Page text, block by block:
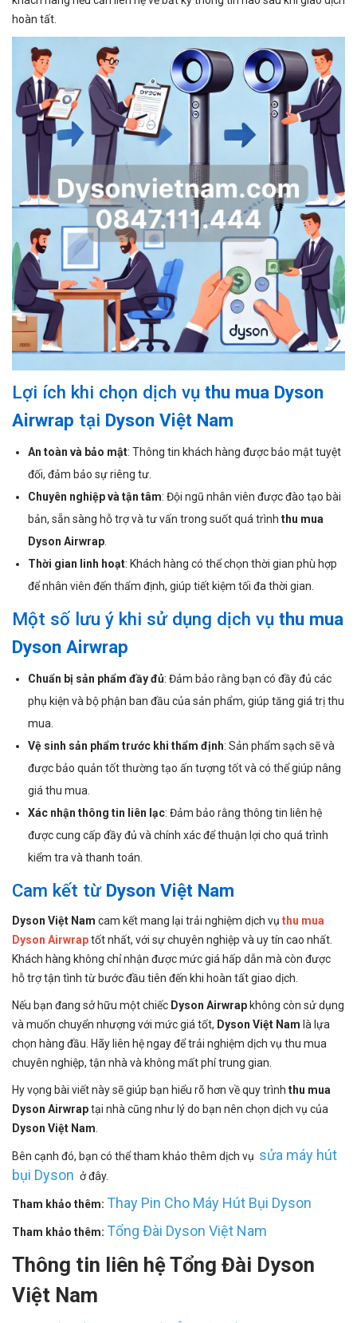
hoàn tất.
Lợi ích khi chọn dịch vụ thu mua Dyson
Airwrap tại Dyson Việt Nam
An toàn và bảo mật: Thông tin khách hàng được bảo mật tuyệt
đối, đảm bảo sự riêng tư.
Chuyên nghiệp và tận tâm: Đội ngũ nhân viên được đào tạo bài
bản, sẵn sàng hỗ trợ và tư vấn trong suốt quá trình thu mua
Dyson Airwrap
Thời gian linh hoạt: Khách hàng có thể chọn thời gian phù hợp
để nhân viên đến thẩm định, giúp tiết kiệm tối đa thời gian.
Một số lưu ý khi sử dụng dịch vụ thu mua
Dyson Airwrap
Chuẩn bị sản phẩm đầy đủ: Đảm bảo rằng bạn có đầy đủ các
phụ kiện và bộ phận ban đầu của sản phẩm, giúp tăng giá trị thu
mua.
Vệ sinh sản phẩm trước khi thẩm định: Sản phẩm sạch sẽ và
được bảo quản tốt thường tạo ấn tượng tốt và có thể giúp nâng
giá thu mua.
Xác nhận thông tin liên lạc: Đảm bảo rằng thông tin liên hệ
được cung cấp đầy đủ và chính xác để thuận lợi cho quá trình
kiểm tra và thanh toán.
Cam kết từ Dyson Việt Nam
Dyson Việt Nam cam kết mang lại trải nghiệm dịch vụ thu mua
Dyson Airwraptốt nhất, với sự chuyên nghiệp và uy tín cao nhất.
Khách hàng không chỉ nhận được mức giá hấp dẫn mà còn được
hỗ trợ tận tình từ bước đầu tiên đến khi hoàn tất giao dịch.
Nếu bạn đang sở hữu một chiếc Dyson Airwrap không còn sử dụng
và muốn chuyển nhượng với mức giá tốt, Dyson Việt Nam là lựa
chọn hàng đầu. Hãy liên hệ ngay để trải nghiệm dịch vụ thu mua
chuyên nghiệp, tận nhà và không mất phí trung gian.
Hy vọng bài viết này sẽ giúp bạn hiểu rõ hơn về quy trình thu mua
Dyson Airwraptại nhà cũng như lý do bạn nên chọn dịch vụ của
Dyson Việt Nam
Bên cạnh đó, bạn có thể tham khảo thêm dịch vụ sửa máy hút
bụi Dyson ở đây.
Tham khảo thêm: Thay Pin Cho Máy Hút Bụi Dyson
Tham khảo thêm: Tổng Đài Dyson Việt Nam
Thông tin liên hệ Tổng Đài Dyson
Việt Nam